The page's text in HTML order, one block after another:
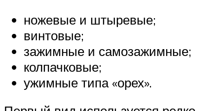
ножевые и штыревые;
винтовые;
зажимные и самозажимные;
колпачковые;
ужимные типа «орех».